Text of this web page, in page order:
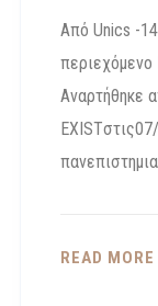
Από Unics -
Αναρτήθηκε
READ MORE